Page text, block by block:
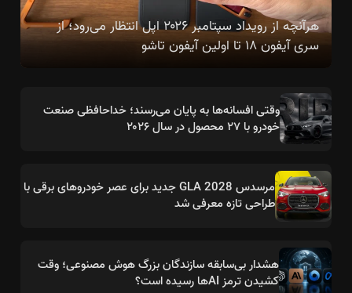
هرآنچه از رویداد سپتامبر ۲۰۲۶ اپل انتظار می‌رود؛ از
سری آیفون ۱۸ تا اولین آیفون تاشو
وقتی افسانه‌ها به پایان می‌رسند؛ خداحافظی صنعت
خودرو با ۲۷ محصول در سال ۲۰۲۶
مرسدس GLA 2028 جدید برای عصر خودروهای برقی با
طراحی تازه معرفی شد
هشدار بی‌سابقه سازندگان بزرگ هوش مصنوعی؛ وقت
کشیدن ترمز AIها رسیده است؟